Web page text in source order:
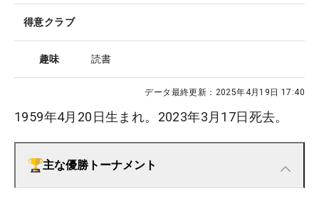
得意クラブ
趣味 読書
データ最終更新： 2025年4月19日 17:40
1959年4月20日生まれ。2023年3月17日死去。
主な優勝トーナメント